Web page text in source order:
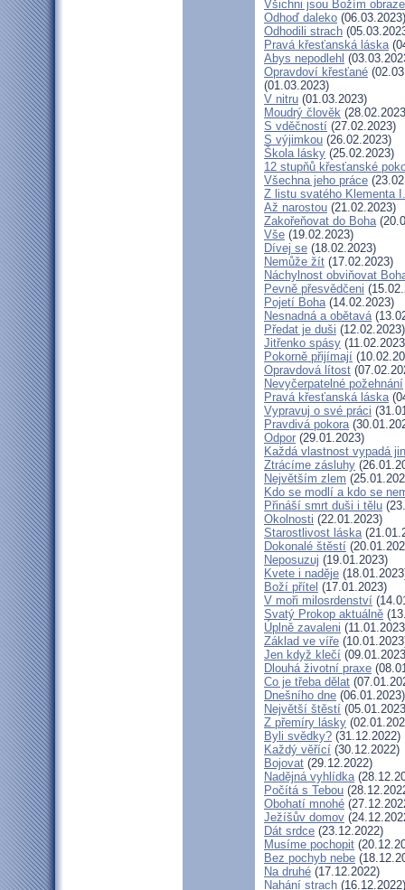
Všichni jsou Božím
Odhoď daleko (06.03.2023)
Odhodili strach
Pravá křesťanská láska
Abys nepodlehl
Opravdoví křesťané
(01.03.2023)
V nitru (01.03.2023)
Moudrý člověk
S vděčností (27.02.2023)
S výjimkou (26.02.2023)
Škola lásky (25.02.2023)
12 stupňů křesťanské
Všechna jeho práce
Z listu svatého Klementa I.
Až narostou (21.02.2023)
Zakořeňovat do Boha
Vše (19.02.2023)
Dívej se (18.02.2023)
Nemůže žít (17.02.2023)
Náchylnost obviňovat
Pevně přesvědčeni
Pojetí Boha(14.02.2023)
Nesnadná a obětavá
Předat je duši (12.02.2023)
Jitřenko spásy
Pokorně přijímají
Opravdová lítost
Nevyčerpatelné požehnání
Pravá křesťanská láska
Vypravuj o své práci
Pravdivá pokora
Odpor (29.01.2023)
Každá vlastnost vypadá
Ztrácíme zásluhy
Největším zlem
Kdo se modlí a kdo se
Přináší smrt duši i tělu
Okolnosti (22.01.2023)
Starostlivost láska
Dokonalé štěstí
Neposuzuj (19.01.2023)
Kvete i naděje
Boží přítel (17.01.2023)
V moři milosrdenství
Svatý Prokop aktuálně
Úplně zavaleni
Základ ve víře
Jen když klečí
Dlouhá životní praxe
Co je třeba dělat
Dnešního dne (06.01.2023)
Největší štěstí
Z přemíry lásky
Byli svědky? (31.12.2022)
Každý věřící (30.12.2022)
Bojovat (29.12.2022)
Nadějná vyhlídka
Počítá s Tebou
Obohatí mnohé
Ježíšův domov
Dát srdce (23.12.2022)
Musíme pochopit
Bez pochyb nebe
Na druhé (17.12.2022)
Nahání strach (16.12.2022)